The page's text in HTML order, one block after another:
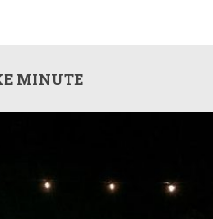
MINUTE